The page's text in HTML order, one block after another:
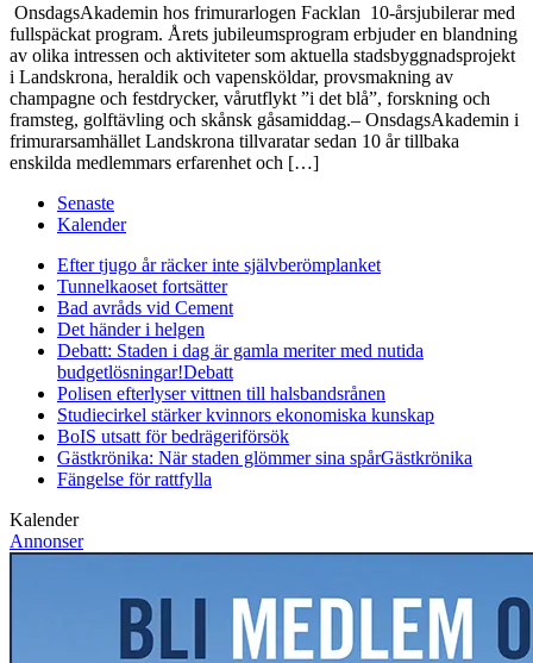
OnsdagsAkademin hos frimurarlogen Facklan 10-årsjubilerar med
fullspäckat program. Årets jubileumsprogram erbjuder en blandning
av olika intressen och aktiviteter som aktuella stadsbyggnadsprojekt
i Landskrona, heraldik och vapensköldar, provsmakning av
champagne och festdrycker, vårutflykt ”i det blå”, forskning och
framsteg, golftävling och skånsk gåsamiddag.– OnsdagsAkademin i
frimurarsamhället Landskrona tillvaratar sedan 10 år tillbaka
enskilda medlemmars erfarenhet och […]
Senaste
Kalender
Efter tjugo år räcker inte självberömplanket
Tunnelkaoset fortsätter
Bad avråds vid Cement
Det händer i helgen
Debatt: Staden i dag är gamla meriter med nutida
budgetlösningar!Debatt
Polisen efterlyser vittnen till halsbandsrånen
Studiecirkel stärker kvinnors ekonomiska kunskap
BoIS utsatt för bedrägeriförsök
Gästkrönika: När staden glömmer sina spårGästkrönika
Fängelse för rattfylla
Kalender
Annonser